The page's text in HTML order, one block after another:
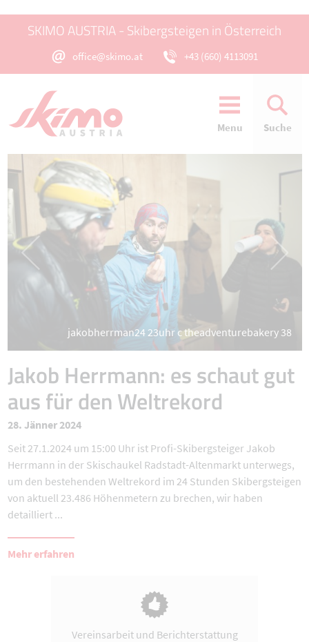
SKIMO AUSTRIA - Skibergsteigen in Österreich
office@skimo.at +43 (660) 4113091
Menu Suche
jakobherrman24 23uhr c theadventurebakery 38
Jakob Herrmann: es schaut gut
aus für den Weltrekord
28. Jänner 2024
Seit 27.1.2024 um 15:00 Uhr ist Profi-Skibergsteiger Jakob
Herrmann in der Skischaukel Radstadt-Altenmarkt unterwegs,
um den bestehenden Weltrekord im 24 Stunden Skibergsteigen
von aktuell 23.486 Höhenmetern zu brechen, wir haben
detailliert ...
Mehr erfahren
Vereinsarbeit und Berichterstattung